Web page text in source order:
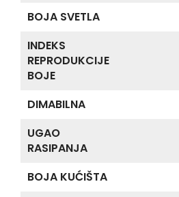
BOJA SVETLA
INDEKS
REPRODUKCIJE
BOJE
DIMABILNA
UGAO
RASIPANJA
BOJA KUĆIŠTA